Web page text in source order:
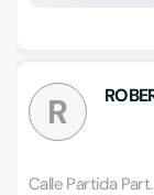
R
Calle Partida